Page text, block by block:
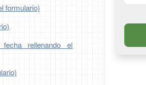
formulario)
rellenando el